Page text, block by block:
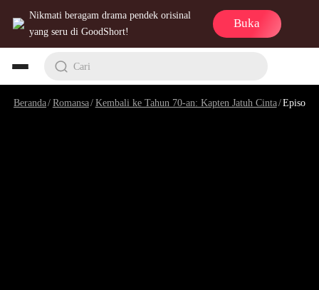
Nikmati beragam drama pendek orisinal
yang seru di GoodShort!
Buka
Cari
Beranda/Romansa/Kembali ke Tahun 70-an: Kapten Jatuh Cinta/Episode 3